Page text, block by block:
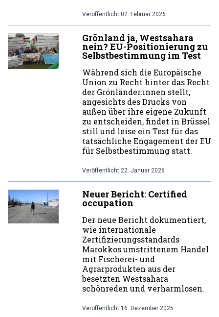
Veröffentlicht 02. Februar 2026
Grönland ja, Westsahara
nein? EU-Positionierung zu
Selbstbestimmung im Test
Während sich die Europäische
Union zu Recht hinter das Recht
der Grönländer:innen stellt,
angesichts des Drucks von
außen über ihre eigene Zukunft
zu entscheiden, findet in Brüssel
still und leise ein Test für das
tatsächliche Engagement der EU
für Selbstbestimmung statt.
Veröffentlicht 22. Januar 2026
Neuer Bericht: Certified
occupation
Der neue Bericht dokumentiert,
wie internationale
Zertifizierungsstandards
Marokkos umstrittenem Handel
mit Fischerei- und
Agrarprodukten aus der
besetzten Westsahara
schönreden und verharmlosen.
Veröffentlicht 16. Dezember 2025